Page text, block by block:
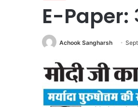
E-Paper:
Achook Sangharsh